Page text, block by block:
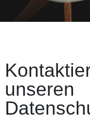
unseren